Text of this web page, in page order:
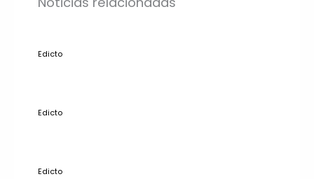
Edicto
Edicto
Edicto